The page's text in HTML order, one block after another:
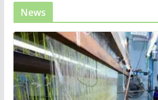
News